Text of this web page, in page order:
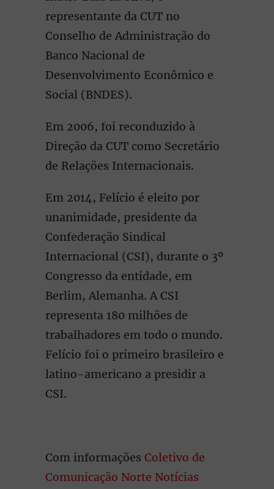
representante da CUT no
Conselho de Administração do
Banco Nacional de
Desenvolvimento Econômico e
Social (BNDES).
Em 2006, foi reconduzido à
Direção da CUT como Secretário
de Relações Internacionais.
Em 2014, Felício é eleito por
unanimidade, presidente da
Confederação Sindical
Internacional (CSI), durante o 3º
Congresso da entidade, em
Berlim, Alemanha. A CSI
representa 180 milhões de
trabalhadores em todo o mundo.
Felício foi o primeiro brasileiro e
latino-americano a presidir a
CSI.
Com informações Coletivo de
Comunicação Norte Notícias